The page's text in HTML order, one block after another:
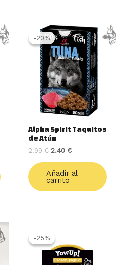
-20%
-20%
Alpha Spirit Taquitos
de Atún
2.99€
El
precio
original
era:
2.99 €.
2.40 €
El
precio
actual
es:
2.40 €.
Añadir al
carrito
-25%
-25%
original
era:
2.00 €.
actual
es:
1.50 €.